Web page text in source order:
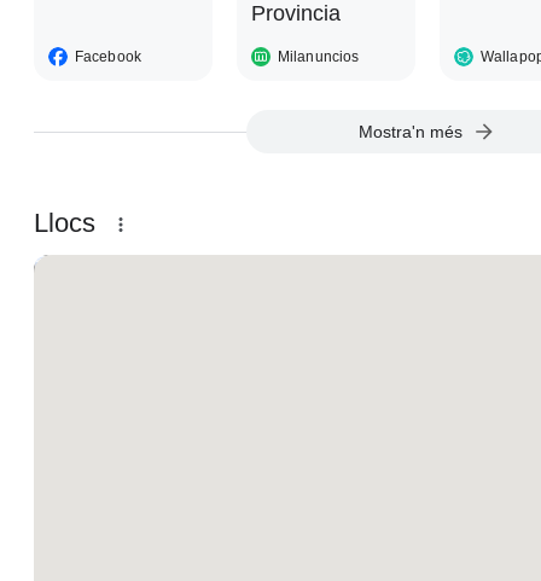
Facebook
Provincia
Milanuncios
Mostra'n més
Resultats locals
Llocs
Mapa